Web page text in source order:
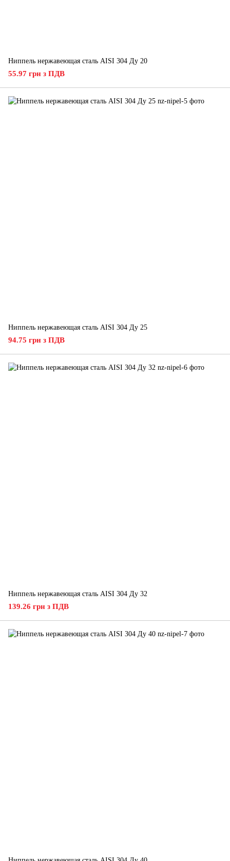
Ниппель нержавеющая сталь AISI 304 Ду 20
55.97 грн з ПДВ
Ниппель нержавеющая сталь AISI 304 Ду 25
94.75 грн з ПДВ
Ниппель нержавеющая сталь AISI 304 Ду 32
139.26 грн з ПДВ